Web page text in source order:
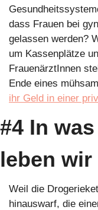
dass Frauen bei
gelassen werden?
um Kassenplätze
FrauenärztInnen
ihr Geld in einer
#4 In
leben
Weil die
hinauswarf, die